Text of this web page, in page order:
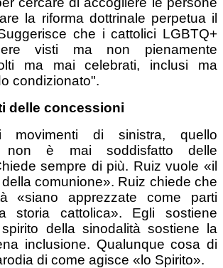
la riforma dottrinale perpetua il
che i cattolici LGBTQ+
visti ma non pienamente
ma mai celebrati, inclusi ma
condizionato".
delle concessioni
di sinistra, quello
non è mai soddisfatto delle
sempre di più. Ruiz vuole «il
comunione». Ruiz chiede che
«siano apprezzate come parti
storia cattolica». Egli sostiene
della sinodalità sostiene la
inclusione. Qualunque cosa di
di come agisce «lo Spirito».